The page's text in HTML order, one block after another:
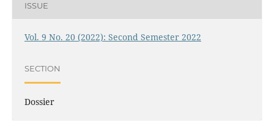
ISSUE
Vol. 9 No. 20 (2022): Second Semester 2022
SECTION
Dossier